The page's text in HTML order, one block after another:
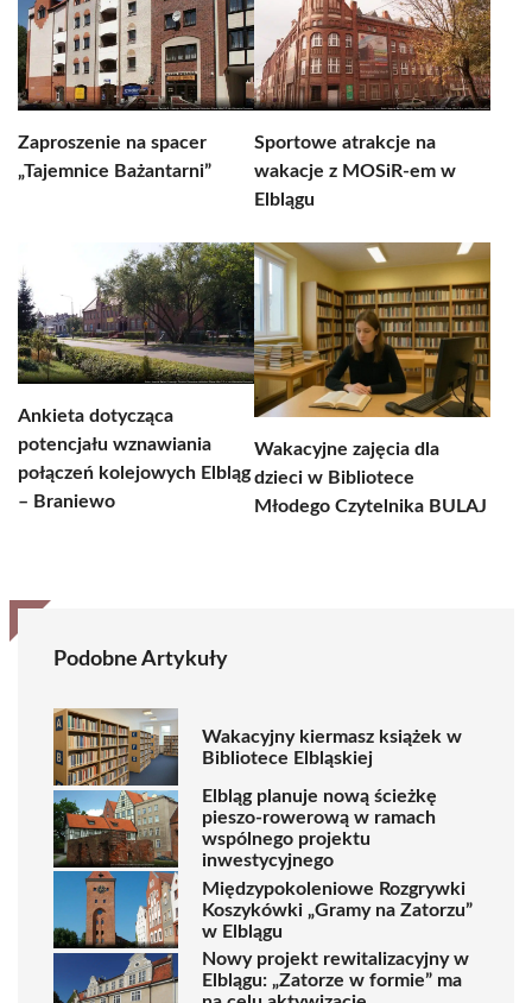
Zaproszenie na spacer
„Tajemnice Bażantarni”
Sportowe atrakcje na
wakacje z MOSiR-em w
Elblągu
Ankieta dotycząca
potencjału wznawiania
połączeń kolejowych Elbląg
– Braniewo
Wakacyjne zajęcia dla
dzieci w Bibliotece
Młodego Czytelnika BULAJ
Podobne Artykuły
Wakacyjny kiermasz książek w
Bibliotece Elbląskiej
Elbląg planuje nową ścieżkę
pieszo-rowerową w ramach
wspólnego projektu
inwestycyjnego
Międzypokoleniowe Rozgrywki
Koszykówki „Gramy na Zatorzu”
w Elblągu
Nowy projekt rewitalizacyjny w
Elblągu: „Zatorze w formie” ma